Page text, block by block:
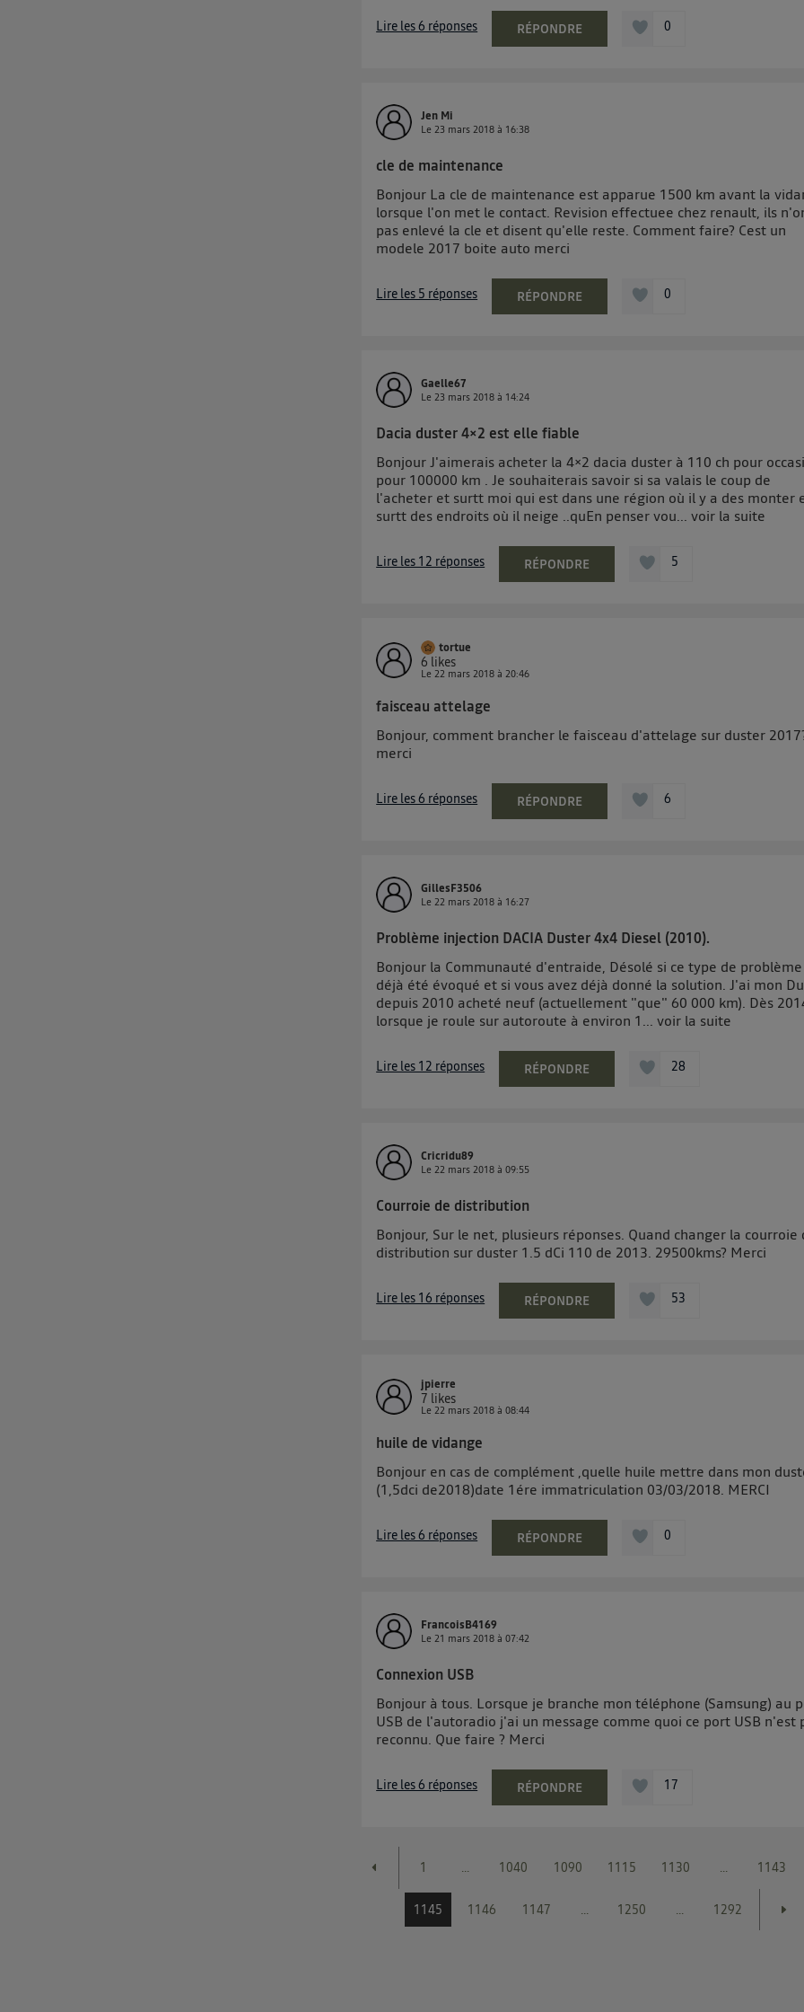
Lire les 6 réponses RÉPONDRE 0
Jen Mi
Le23 mars 2018 à 16:38
cle de maintenance
Bonjour La cle de maintenance est apparue 1500 km avant la
lorsque l'on met le contact. Revision effectuee chez renault, ils
pas enlevé la cle et disent qu'elle reste. Comment faire? Cest un
modele 2017 boite auto merci
Lire les 5 réponses RÉPONDRE 0
Gaelle67
Le23 mars 2018 à 14:24
Dacia duster 4×2 est elle fiable
Bonjour J'aimerais acheter la 4×2 dacia duster à 110 ch pour
pour 100000 km . Je souhaiterais savoir si sa valais le coup de
l'acheter et surtt moi qui est dans une région où il y a des monter
surtt des endroits où il neige ..quEn penser vou...voir la suite
Lire les 12 réponses RÉPONDRE 5
tortue
6 likes
Le22 mars 2018 à20:46
faisceau attelage
Bonjour, comment brancher le faisceau d'attelage sur duster
merci
Lire les 6 réponses RÉPONDRE 6
GillesF3506
Le22 mars 2018 à 16:27
Problème injection DACIA Duster 4x4 Diesel (2010).
Bonjour la Communauté d'entraide, Désolé si ce type de problème
déjà été évoqué et si vous avez déjà donné la solution. J'ai mon
depuis 2010 acheté neuf (actuellement "que" 60 000 km). Dès
lorsque je roule sur autoroute à environ 1...voir la suite
Lire les 12 réponses RÉPONDRE 28
Cricridu89
Le22 mars 2018 à09:55
Courroie de distribution
Bonjour, Sur le net, plusieurs réponses. Quand changer la courroie
distribution sur duster 1.5 dCi 110 de 2013. 29500kms? Merci
Lire les 16 réponses RÉPONDRE 53
jpierre
7 likes
Le22 mars 2018 à08:44
huile de vidange
Bonjour en cas de complément ,quelle huile mettre dans mon
(1,5dci de2018)date 1ére immatriculation 03/03/2018. MERCI
Lire les 6 réponses RÉPONDRE 0
FrancoisB4169
Le21 mars 2018 à07:42
Connexion USB
Bonjour à tous. Lorsque je branche mon téléphone (Samsung) au
USB de l'autoradio j'ai un message comme quoi ce port USB n'est
reconnu. Que faire ? Merci
Lire les 6 réponses RÉPONDRE 17
1 ... 1040 1090 1115 1130 ... 1143
1145 1146 1147 ... 1250 ... 1292
") ou via la page « gérer Utiq » en bas de ce site.
d'informations, veuillez consulterla Politique d'information sur les